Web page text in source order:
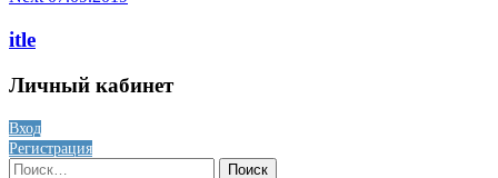
itle
Личный кабинет
Вход
Регистрация
Найти: